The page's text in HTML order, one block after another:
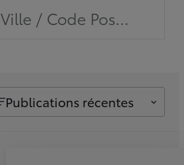
Ville / Code Postal /
Publications récentes